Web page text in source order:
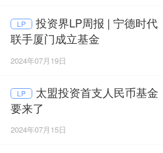
LP
投资界LP周报 | 宁德时代
联手厦门成立基金
2024年07月19日
LP
太盟投资首支人民币基金
要来了
2024年07月15日